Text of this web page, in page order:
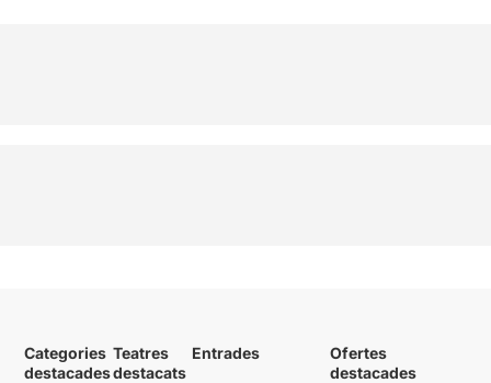
Categories
destacades
Teatres
destacats
Entrades
Ofertes
destacades